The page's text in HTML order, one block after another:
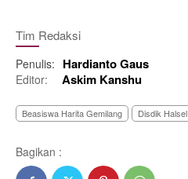
Tim Redaksi
Penulis: Hardianto Gaus
Editor: Askim Kanshu
Beasiswa Harita Gemilang Disdik Halsel
Bagikan :